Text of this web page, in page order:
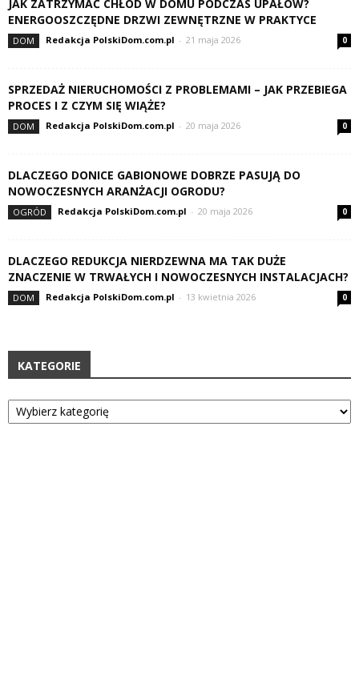
JAK ZATRZYMAĆ CHŁÓD W DOMU PODCZAS UPAŁÓW?
ENERGOOSZCZĘDNE DRZWI ZEWNĘTRZNE W PRAKTYCE
DOM Redakcja PolskiDom.com.pl - 21 maja 2026 0
SPRZEDAŻ NIERUCHOMOŚCI Z PROBLEMAMI – JAK PRZEBIEGA
PROCES I Z CZYM SIĘ WIĄŻE?
DOM Redakcja PolskiDom.com.pl - 20 maja 2026 0
DLACZEGO DONICE GABIONOWE DOBRZE PASUJĄ DO
NOWOCZESNYCH ARANŻACJI OGRODU?
OGRÓD Redakcja PolskiDom.com.pl - 20 maja 2026 0
DLACZEGO REDUKCJA NIERDZEWNA MA TAK DUŻE
ZNACZENIE W TRWAŁYCH I NOWOCZESNYCH INSTALACJACH?
DOM Redakcja PolskiDom.com.pl - 13 kwietnia 2026 0
KATEGORIE
Kategorie